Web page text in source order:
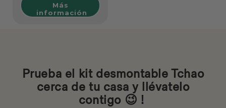
Más
información
Prueba el kit desmontable Tchao
cerca de tu casa y llévatelo
contigo 😉 !